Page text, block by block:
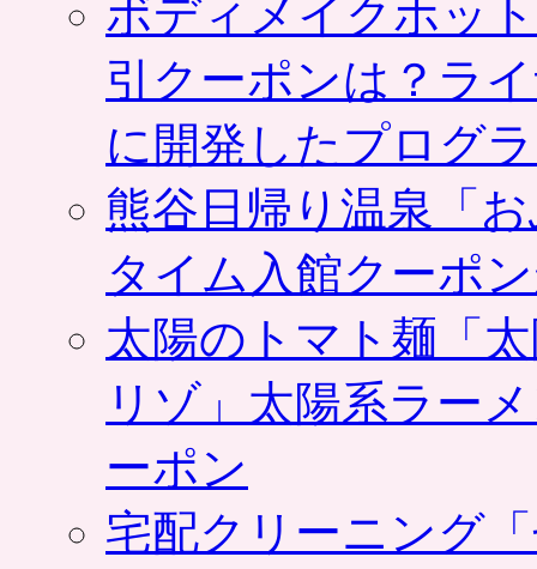
ボディメイクホッ
引クーポンは？ラ
に開発したプログ
熊谷日帰り温泉「
タイム入館クーポ
太陽のトマト麺「
リゾ」太陽系ラー
ーポン
宅配クリーニング